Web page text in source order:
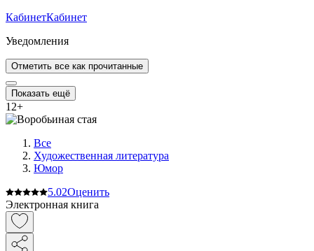
КабинетКабинет
Уведомления
Отметить все как прочитанные
Показать ещё
12+
Все
Художественная литература
Юмор
5.02Оценить
Электронная книга